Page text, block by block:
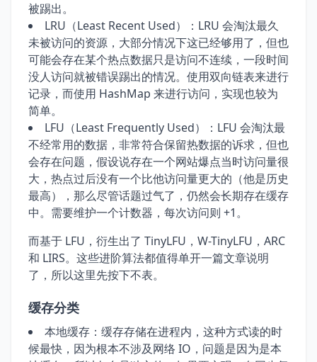
被踢出。
LRU（Least Recent Used）：LRU 会淘汰最久
未被访问的资源，大部分情况下这已经够用了，但也
可能会存在某个热点数据只是访问不连续，一段时间
没人访问就被错误踢出的情况。使用双向链表来进行
记录，而使用 HashMap 来进行访问，实现也较为
简单。
LFU（Least Frequently Used）：LFU 会淘汰最
不经常用的数据，非常符合保留热数据的诉求，但也
会存在问题，假设说存在一个网站爆点当时访问量很
大，热点过后没有一个比他访问量更大的（他是历史
最高），那么尽管话题过气了，仍然会长期存在缓存
中。需要维护一个计数器，每次访问则 +1。
而基于 LFU，衍生出了 TinyLFU，W-TinyLFU，ARC
和 LIRS。这些进阶算法都值得单开一篇文章说明
了，所以这里先按下不表。
缓存分类
本地缓存：缓存存储在进程内，这种方式读的时
候最快，因为根本不涉及网络 IO，问题是因为是本